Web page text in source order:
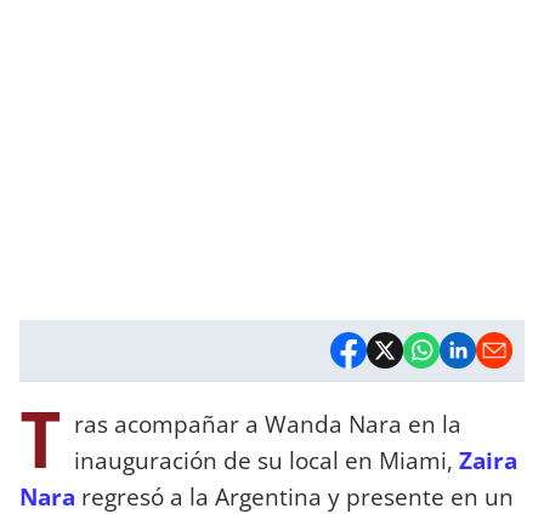
T ras acompañar a Wanda Nara en la
inauguración de su local en Miami, Zaira
Nara regresó a la Argentina y presente en un